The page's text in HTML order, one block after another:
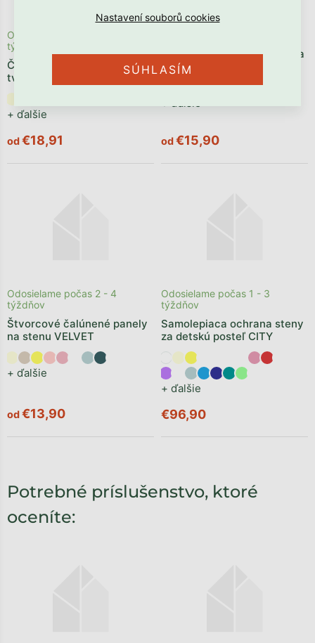
SÚHLASÍM
Čalúnený panel na stenu v
tvare plotku VELVET
+ ďalšie
Odosielame počas 2 - 4
týždňov
od€18,91
Zaoblený čalúnený panel za
stenu VELVET
od€15,90
Štvorcové čalúnené panely
na stenu VELVET
+ ďalšie
Odosielame počas 2 - 4
týždňov
od€13,90
Samolepiaca ochrana steny
za detskú posteľ CITY
+ ďalšie
Odosielame počas 1 - 3
týždňov
€96,90
Potrebné príslušenstvo, ktoré
oceníte: